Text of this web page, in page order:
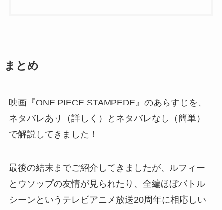
まとめ
映画『ONE PIECE STAMPEDE』のあらすじを、
ネタバレあり（詳しく）とネタバレなし（簡単）
で解説してきました！
最後の結末までご紹介してきましたが、ルフィー
とウソップの友情が見られたり、全編ほぼバトル
シーンというテレビアニメ放送20周年に相応しい